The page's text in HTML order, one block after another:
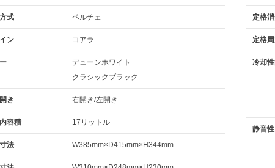
式 ペルチェ
ン コアラ
デューンホワイト
クラシックブラック
き 右開き/左開き
容積 17リットル
法 W385mm×D415mm×H344mm
定格
定格
冷却
静音性